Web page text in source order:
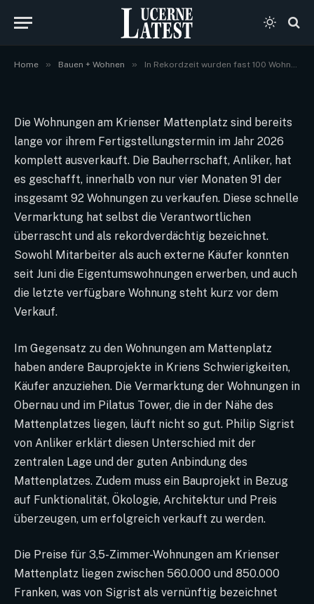
Home » Bauen + Wohnen » In Rekordzeit wurden fast 100 Wohnungen in Kriens verkauft.
Schweizer Fachmedien
Oktober 12, 2024
Die Wohnungen am Krienser Mattenplatz sind bereits
lange vor ihrem Fertigstellungstermin im Jahr 2026
komplett ausverkauft. Die Bauherrschaft, Anliker, hat
es geschafft, innerhalb von nur vier Monaten 91 der
insgesamt 92 Wohnungen zu verkaufen. Diese schnelle
Vermarktung hat selbst die Verantwortlichen
überrascht und als rekordverdächtig bezeichnet.
Sowohl Mitarbeiter als auch externe Käufer konnten
seit Juni die Eigentumswohnungen erwerben, und auch
die letzte verfügbare Wohnung steht kurz vor dem
Verkauf.
Im Gegensatz zu den Wohnungen am Mattenplatz
haben andere Bauprojekte in Kriens Schwierigkeiten,
Käufer anzuziehen. Die Vermarktung der Wohnungen in
Obernau und im Pilatus Tower, die in der Nähe des
Mattenplatzes liegen, läuft nicht so gut. Philip Sigrist
von Anliker erklärt diesen Unterschied mit der
zentralen Lage und der guten Anbindung des
Mattenplatzes. Zudem muss ein Bauprojekt in Bezug
auf Funktionalität, Ökologie, Architektur und Preis
überzeugen, um erfolgreich verkauft zu werden.
Die Preise für 3,5-Zimmer-Wohnungen am Krienser
Mattenplatz liegen zwischen 560.000 und 850.000
Franken, was von Sigrist als vernünftig bezeichnet